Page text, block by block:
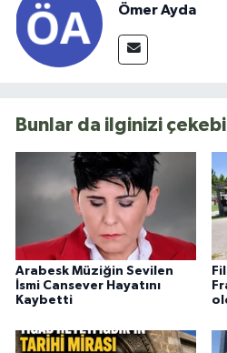
Ömer Ayda
Bunlar da ilginizi
Arabesk Müziğin Sevilen
İsmi Cansever Hayatını
Kaybetti